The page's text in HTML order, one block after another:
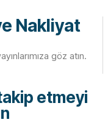
Nakliyat
göz atın.
etmeyi